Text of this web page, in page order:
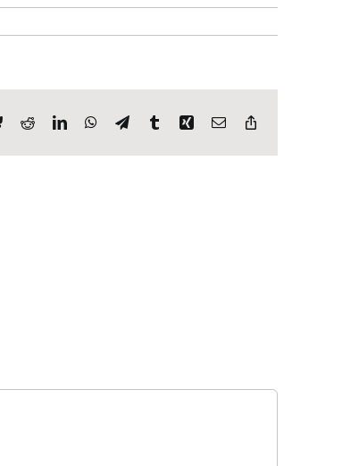
BlueskyRedditLinkedInWhatsApp
TelegramTumblrXing E-